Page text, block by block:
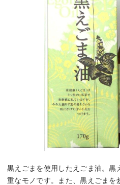
黒えごまを使用したえごま油。黒
重なモノです。また、黒えごまを